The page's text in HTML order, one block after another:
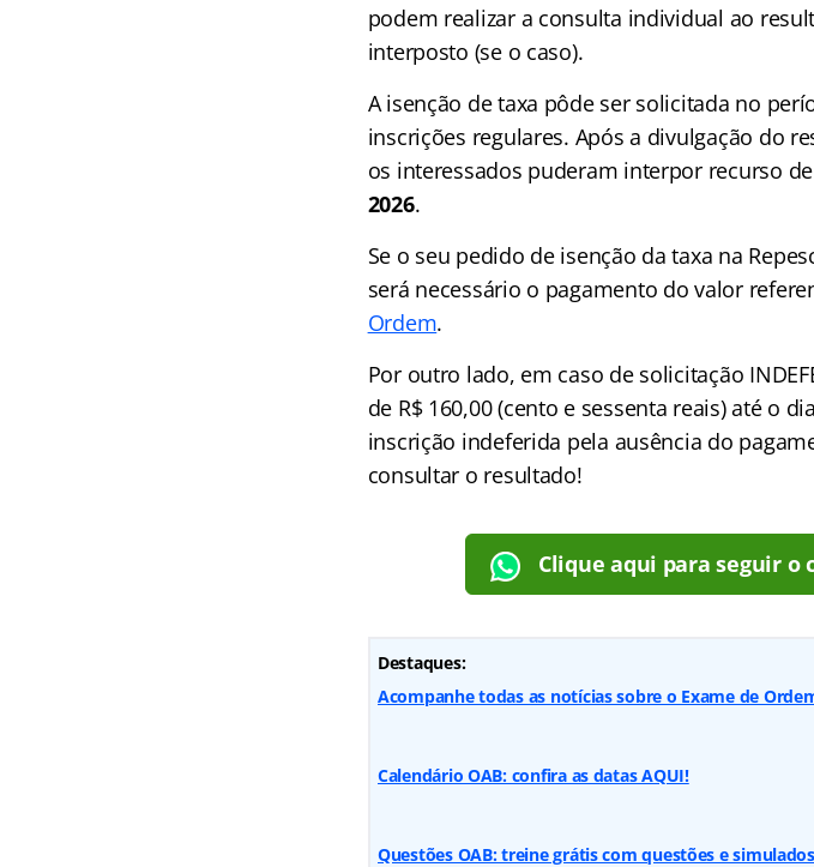
podem realizar a consulta individual ao
interposto (se o caso).
A isenção de taxa pôde ser solicitada no
inscrições regulares. Após a divulgação do
os interessados puderam interpor recurso
2026.
Se o seu pedido de isenção da taxa na
será necessário o pagamento do valor
Ordem.
Por outro lado, em caso de solicitação
de R$ 160,00 (cento e sessenta reais) até o dia
inscrição indeferida pela ausência do
consultar o resultado!
Clique aqui para seguir o
Destaques:
Acompanhe todas as notícias sobre o Exame de
Calendário OAB: confira as datas AQUI!
Questões OAB: treine grátis com questões e